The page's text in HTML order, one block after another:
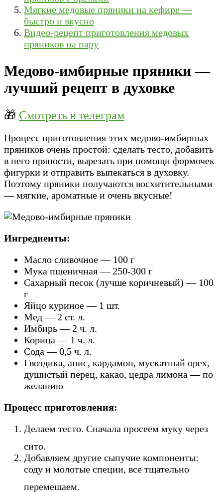
Мягкие медовые пряники на кефире —
быстро и вкусно
Видео-рецепт приготовления медовых
пряников на пару
Медово-имбирные пряники —
лучший рецепт в духовке
🎁 Смотреть в телеграм
Процесс приготовления этих медово-имбирных
пряников очень простой: сделать тесто, добавить
в него пряности, вырезать при помощи формочек
фигурки и отправить выпекаться в духовку.
Поэтому пряники получаются восхитительными
— мягкие, ароматные и очень вкусные!
Ингредиенты:
Масло сливочное — 100 г
Мука пшеничная — 250-300 г
Сахарный песок (лучше коричневый) — 100
г
Яйцо куриное — 1 шт.
Мед — 2 ст. л.
Имбирь — 2 ч. л.
Корица — 1 ч. л.
Сода — 0,5 ч. л.
Гвоздика, анис, кардамон, мускатный орех,
душистый перец, какао, цедра лимона — по
желанию
Процесс приготовления:
Делаем тесто. Сначала просеем муку через
сито.
Добавляем другие сыпучие компоненты:
соду и молотые специи, все тщательно
перемешаем.